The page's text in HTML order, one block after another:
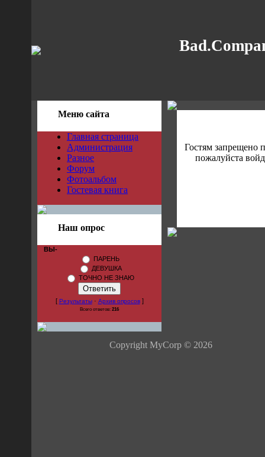
Меню сайта
Главная страница
Администрация
Разное
Форум
Фотоальбом
Гостевая книга
Наш опрос
ВЫ-
ПАРЕНЬ
ДЕВУШКА
ТОЧНО НЕ ЗНАЮ
[ Результаты· Архив опросов]
Всего ответов: 216
Гостям запрещено
пожалуйста
Copyright MyCorp © 2026